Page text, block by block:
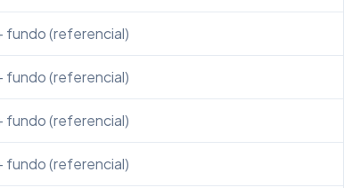
fundo (referencial)
fundo (referencial)
fundo (referencial)
fundo (referencial)